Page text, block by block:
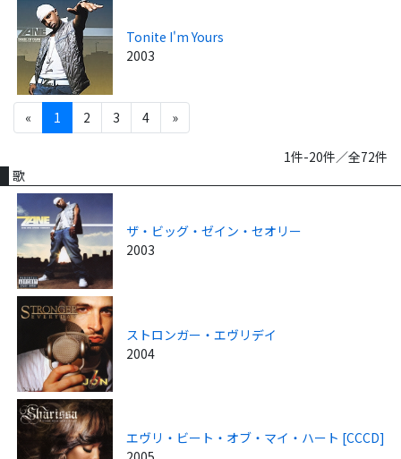
Tonite I'm Yours
2003
« 1 2 3 4 »
1件-20件／全72件
歌
ザ・ビッグ・ゼイン・セオリー
2003
ストロンガー・エヴリデイ
2004
エヴリ・ビート・オブ・マイ・ハート [CCCD]